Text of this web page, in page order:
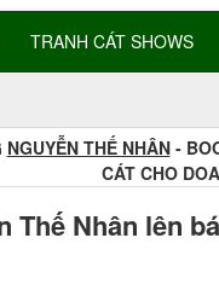
TRANH CÁT SHOWS
NGUYỄN THẾ NHÂN-
CÁT CHO
Thế Nhân lên